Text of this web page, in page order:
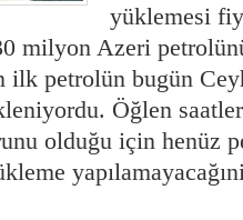
yüklemesi
milyon Azeri
ilk petrolün bugün
Öğlen
olduğu için henüz